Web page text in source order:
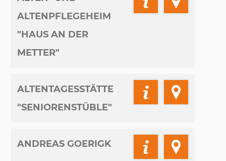
ALTENPFLEGEHEIM
"HAUS AN DER
METTER"
ALTENTAGESSTÄTTE
"SENIORENSTÜBLE"
ANDREAS GOERIGK